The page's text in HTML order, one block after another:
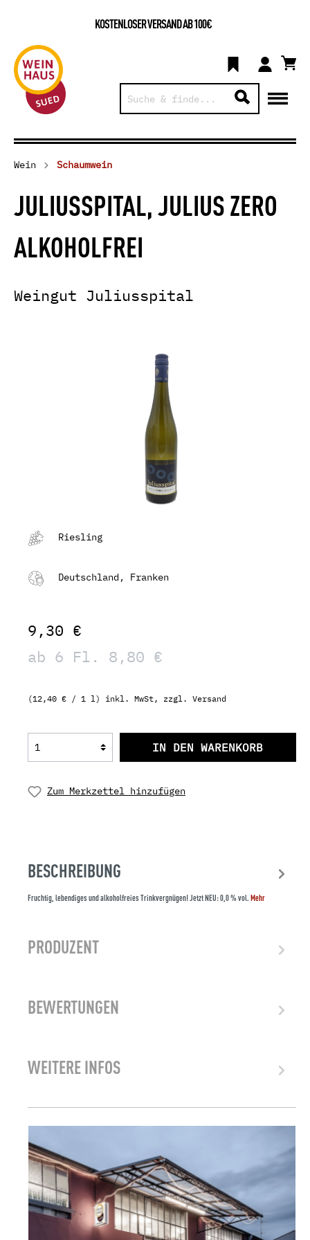
KOSTENLOSER VERSAND AB 100€
Wein Schaumwein
JULIUSSPITAL, JULIUS ZERO
ALKOHOLFREI
Weingut Juliusspital
Riesling
Deutschland, Franken
9,30 €
ab 6 Fl. 8,80 €
(12,40 € / 1 l) inkl. MwSt, zzgl. Versand
IN DEN WARENKORB
Zum Merkzettel hinzufügen
BESCHREIBUNG
Fruchtig, lebendiges und alkoholfreies Trinkvergnügen! Jetzt NEU: 0,0 % vol.Mehr
PRODUZENT
BEWERTUNGEN
WEITERE INFOS